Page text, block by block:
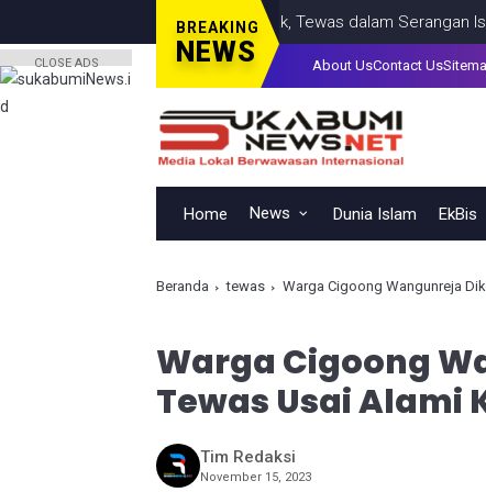
BREAKING
NEWS
Termasuk Seorang Anak, Tewas dalam Serangan Israel di
About UsContact Us
Home News Dunia Islam EkBis
Beranda tewas Warga Cigoong Wangunreja
Warga Cigoong
Tewas Usai Alami
Tim Redaksi
November 15, 2023
CLOSE ADS